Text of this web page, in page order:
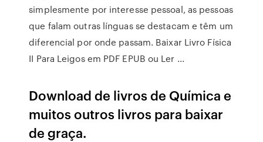
simplesmente por interesse pessoal, as pessoas
que falam outras línguas se destacam e têm um
diferencial por onde passam. Baixar Livro Física
II Para Leigos em PDF EPUB ou Ler ...
Download de livros de Química e
muitos outros livros para baixar
de graça.